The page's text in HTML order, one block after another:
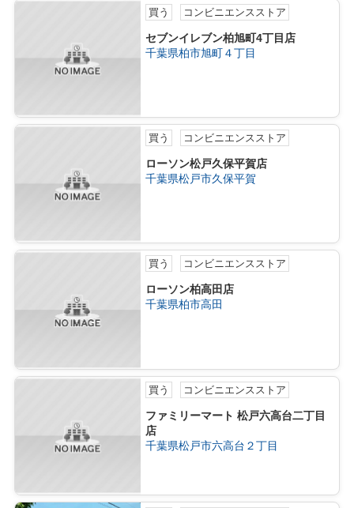
買う コンビニエンスストア
セブンイレブン柏旭町4丁目店
千葉県柏市旭町４丁目
買う コンビニエンスストア
ローソン松戸久保平賀店
千葉県松戸市久保平賀
買う コンビニエンスストア
ローソン柏高田店
千葉県柏市高田
買う コンビニエンスストア
ファミリーマート 松戸六高台二丁目
店
千葉県松戸市六高台２丁目